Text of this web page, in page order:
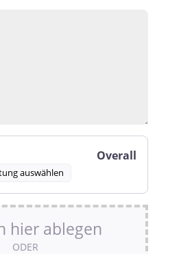
auswählen
Overall
hier ablegen
ODER